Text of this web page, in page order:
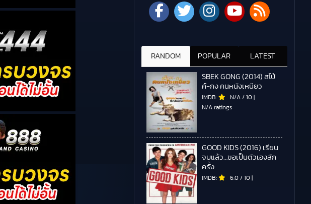
RANDOM POPULAR LATEST
SBEK GONG (2014) สไบ้
ค์-กง คนหนังเหนียว
IMDB: N/A / 10 |
N/A ratings
GOOD KIDS (2016) เรียน
จบแล้ว…ขอเป็นตัวเองสัก
ครั้ง
IMDB: 6.0 / 10 |